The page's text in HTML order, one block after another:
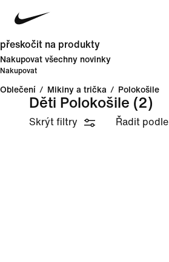
přeskočit na produkty
Nakupovat všechny novinky
Nakupovat
Oblečení / Mikiny a trička / Polokošile
Děti Polokošile (2)
Skrýt filtry Řadit podle